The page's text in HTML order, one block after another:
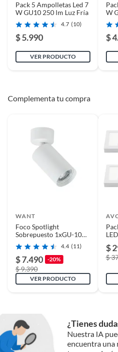
Pack 5 Ampolletas Led 7
W GU10 250 lm Luz Fría
4.7 (10)
$ 5.990
VER PRODUCTO
W
$
Complementa tu compra
WANT
Foco Spotlight
Sobrepuesto 1xGU-10
Altair I Blanco
4.4 (11)
$ 7.490 -20%
$ 9.390
VER PRODUCTO
$
$
¿Tienes
Nuestra IA
encuentra una